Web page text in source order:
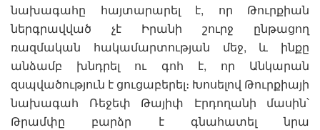
նախագահը հայտարարել է, որ Թուրքիան
ներգրավված չէ Իրանի շուրջ ընթացող
ռազմական հակամարտության մեջ, և ինքը
անձամբ խնդրել ու գոհ է, որ Անկարան
զսպվածություն է ցուցաբերել։ Խոսելով Թուրքիայի
նախագահ Ռեջեփ Թայիփ Էրդողանի մասին՝
Թրամփը բարձր է գնահատել նրա